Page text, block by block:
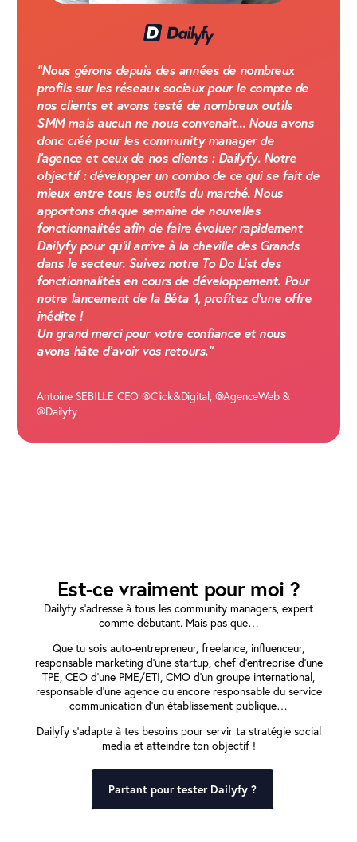
"Nous gérons depuis des années de nombreux
profils sur les réseaux sociaux pour le compte de
nos clients et avons testé de nombreux outils
SMM mais aucun ne nous convenait... Nous avons
donc créé pour les community manager de
l'agence et ceux de nos clients : Dailyfy. Notre
objectif :développer un combo de ce qui se fait de
mieux entre tous les outils du marché. Nous
apportons chaque semaine de nouvelles
fonctionnalités afin de faire évoluer rapidement
Dailyfy pour qu'il arrive à la cheville des Grands
dans le secteur. Suivez notre To Do List des
fonctionnalités en cours de développement. Pour
notre lancement de la Béta 1, profitez d'une offre
inédite!
Un grand merci pour votre confiance et nous
avons hâte d'avoir vos retours."
Antoine SEBILLE CEO @Click&Digital, @AgenceWeb &
@Dailyfy
Est-ce vraiment pour moi ?
Dailyfy s’adresse à tous les community managers, expert
comme débutant. Mais pas que…
Que tu sois auto-entrepreneur, freelance, influenceur,
responsable marketing d’une startup, chef d’entreprise d’une
TPE, CEO d’une PME/ETI, CMO d’un groupe international,
responsable d’une agence ou encore responsable du service
communication d’un établissement publique…
Dailyfy s’adapte à tes besoins pour servir ta stratégie social
media et atteindre ton objectif !
Partant pour tester Dailyfy ?